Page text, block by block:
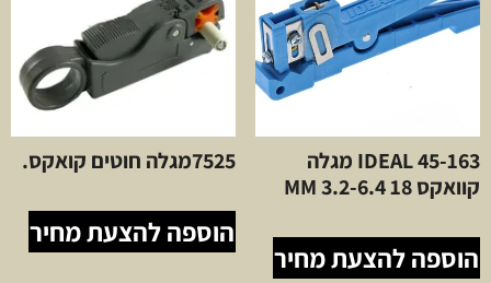
45-163 IDEAL מגלה
קוואקס 18 3.2-6.4 MM
הוספה להצעת מחיר
7525מגלה חוטים קואקס.
הוספה להצעת מחיר